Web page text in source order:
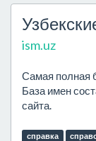
ism.uz
Самая полная
База имен
сайта.
справка